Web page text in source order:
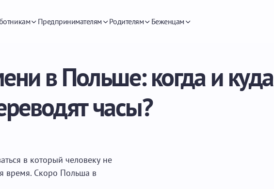
Предпринимателям Родителям Беженцам
в Польше: когда и куда
часы?
в который человеку не
время. Скоро Польша в